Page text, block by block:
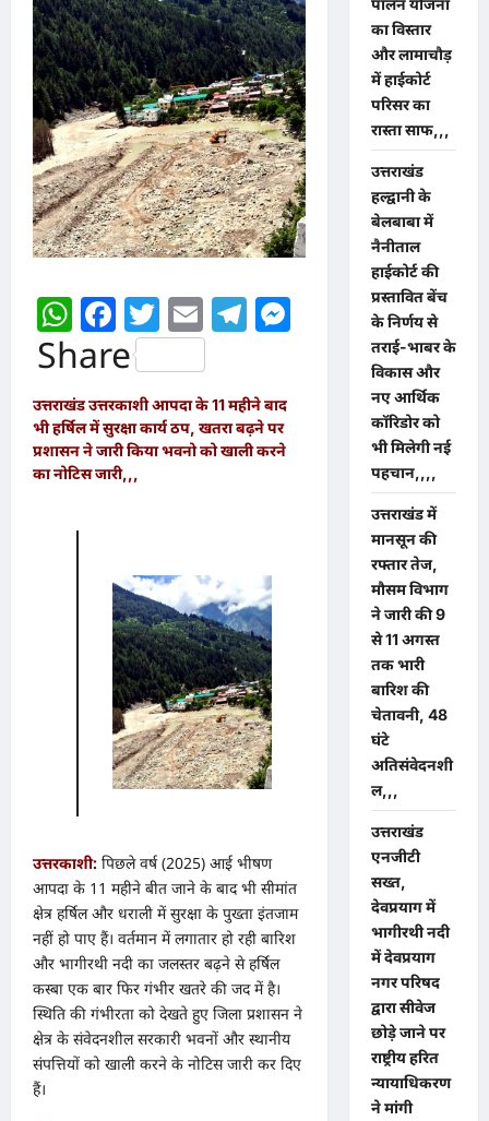
WhatsApp
Facebook
Twitter
EmailTelegram
Messenger
Share
उत्तराखंड उत्तरकाशी आपदा के 11 महीने बाद
भी हर्षिल में सुरक्षा कार्य ठप, खतरा बढ़ने पर
प्रशासन ने जारी किया भवनो को खाली करने
का नोटिस जारी,,,
उत्तरकाशी: पिछले वर्ष (2025) आई भीषण
आपदा के 11 महीने बीत जाने के बाद भी सीमांत
क्षेत्र हर्षिल और धराली में सुरक्षा के पुख्ता इंतजाम
नहीं हो पाए हैं। वर्तमान में लगातार हो रही बारिश
और भागीरथी नदी का जलस्तर बढ़ने से हर्षिल
कस्बा एक बार फिर गंभीर खतरे की जद में है।
स्थिति की गंभीरता को देखते हुए जिला प्रशासन ने
क्षेत्र के संवेदनशील सरकारी भवनों और स्थानीय
संपत्तियों को खाली करने के नोटिस जारी कर दिए
हैं।
का विस्तार
और लामाचौड़
में हाईकोर्ट
परिसर का
रास्ता साफ,,,
उत्तराखंड
हल्द्वानी के
बेलबाबा में
नैनीताल
हाईकोर्ट की
प्रस्तावित बेंच
के निर्णय से
तराई-भाबर के
विकास और
नए आर्थिक
कॉरिडोर को
भी मिलेगी नई
पहचान,,,,
उत्तराखंड में
मानसून की
रफ्तार तेज,
मौसम विभाग
ने जारी की 9
से 11 अगस्त
तक भारी
बारिश की
चेतावनी, 48
घंटे
अतिसंवेदनशी
ल,,,
उत्तराखंड
एनजीटी
सख्त,
देवप्रयाग में
भागीरथी नदी
में देवप्रयाग
नगर परिषद
द्वारा सीवेज
छोड़े जाने पर
राष्ट्रीय हरित
न्यायाधिकरण
ने मांगी